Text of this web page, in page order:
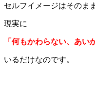
セルフイメージはそのま
現実に
「何もかわらない、あい
いるだけなのです。